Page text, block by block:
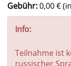
Gebühr:0,00 €
Info:
Teilnahme ist
russischer